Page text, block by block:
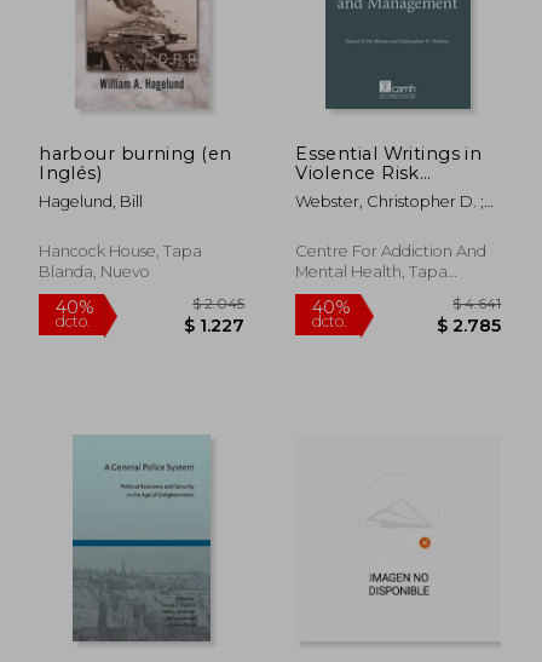
harbour burning (en
Inglés)
Hagelund, Bill
Hancock House, Tapa
Blanda, Nuevo
Essential Writings in
Violence Risk
Assessment (en
Inglés)
Webster, Christopher D. ;
Centre For Addiction And
Mental Health, Tapa
Blanda, Nuevo